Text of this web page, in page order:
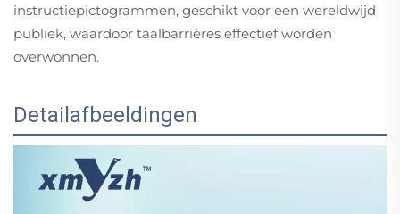
instructiepictogrammen, geschikt voor een wereldwijd
publiek, waardoor taalbarrières effectief worden
overwonnen.
Detailafbeeldingen